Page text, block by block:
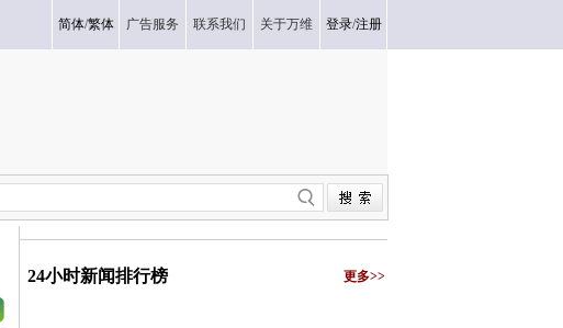
简体/繁体 广告服务 联系我们 关于万维 登录/注册
24小时新闻排行榜 更多>>